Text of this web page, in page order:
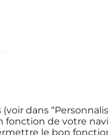
(voir dans
de votre
le bon